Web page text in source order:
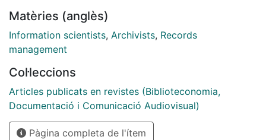
per a l'organització.
Matèries (anglès)
Information scientists, Archivists, Records
management
Col·leccions
Articles publicats en revistes (Biblioteconomia,
Documentació i Comunicació Audiovisual)
Pàgina completa de l'ítem